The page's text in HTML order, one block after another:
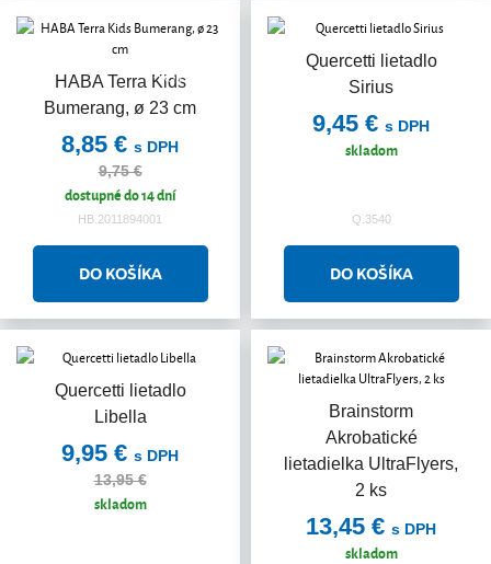
HABA Terra Kids
Bumerang, ø 23 cm
Akcia
8,85 € s DPH
9,75 €
dostupné do 14 dní
HB.2011894001
Quercetti lietadlo
Sirius
9,45 € s DPH
skladom
Q.3540
Quercetti lietadlo
Libella
9,95 € s DPH
13,95 €
skladom
Brainstorm
Akrobatické
lietadielka UltraFlyers,
2 ks
13,45 € s DPH
skladom